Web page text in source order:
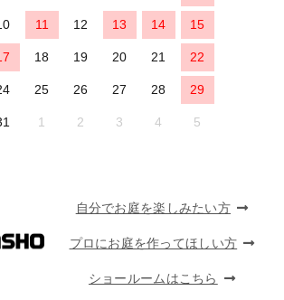
11 12 13 14 15
18 19 20 21 22
25 26 27 28 29
1 2 3 4 5
自分でお庭を楽しみたい方
プロにお庭を作ってほしい方
ショールームはこちら